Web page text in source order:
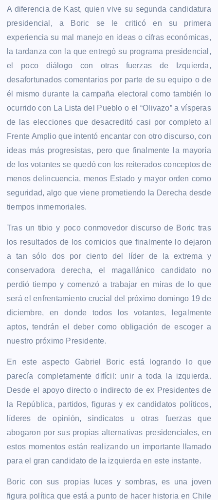
A diferencia de Kast, quien vive su segunda candidatura
presidencial, a Boric se le criticó en su primera
experiencia su mal manejo en ideas o cifras económicas,
la tardanza con la que entregó su programa presidencial,
el poco diálogo con otras fuerzas de Izquierda,
desafortunados comentarios por parte de su equipo o de
él mismo durante la campaña electoral como también lo
ocurrido con La Lista del Pueblo o el “Olivazo” a vísperas
de las elecciones que desacreditó casi por completo al
Frente Amplio que intentó encantar con otro discurso, con
ideas más progresistas, pero que finalmente la mayoría
de los votantes se quedó con los reiterados conceptos de
menos delincuencia, menos Estado y mayor orden como
seguridad, algo que viene prometiendo la Derecha desde
tiempos inmemoriales.
Tras un tibio y poco conmovedor discurso de Boric tras
los resultados de los comicios que finalmente lo dejaron
a tan sólo dos por ciento del líder de la extrema y
conservadora derecha, el magallánico candidato no
perdió tiempo y comenzó a trabajar en miras de lo que
será el enfrentamiento crucial del próximo domingo 19 de
diciembre, en donde todos los votantes, legalmente
aptos, tendrán el deber como obligación de escoger a
nuestro próximo Presidente.
En este aspecto Gabriel Boric está logrando lo que
parecía completamente difícil: unir a toda la izquierda.
Desde el apoyo directo o indirecto de ex Presidentes de
la República, partidos, figuras y ex candidatos políticos,
líderes de opinión, sindicatos u otras fuerzas que
abogaron por sus propias alternativas presidenciales, en
estos momentos están realizando un importante llamado
para el gran candidato de la izquierda en este instante.
Boric con sus propias luces y sombras, es una joven
figura política que está a punto de hacer historia en Chile